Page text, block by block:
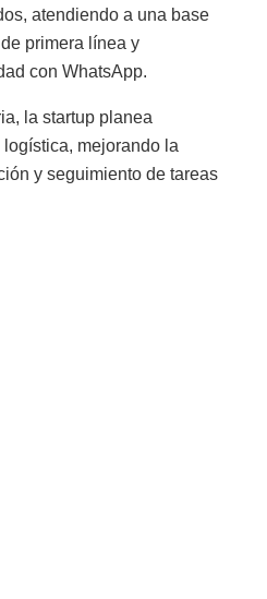
atendiendo a una base
primera línea y
con WhatsApp.
la startup planea
mejorando la
y seguimiento de tareas